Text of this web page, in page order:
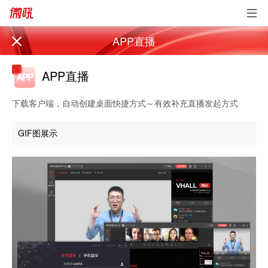
APP直播
APP直播
下载客户端，自动创建桌面快捷方式～有效补充直播发起方式
GIF图展示